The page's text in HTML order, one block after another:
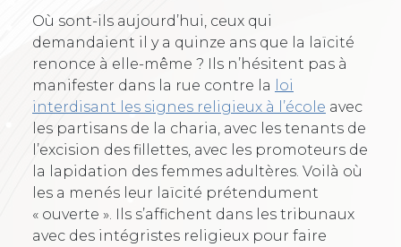
Où sont-ils aujourd’hui, ceux qui
demandaient il y a quinze ans que la laïcité
renonce à elle-même ? Ils n’hésitent pas à
manifester dans la rue contre la
loi
interdisant les signes religieux à l’école avec
les partisans de la charia, avec les tenants de
l’excision des fillettes, avec les promoteurs de
la lapidation des femmes adultères. Voilà où
les a menés leur laïcité prétendument
« ouverte ». Ils s’affichent dans les tribunaux
avec des intégristes religieux pour faire